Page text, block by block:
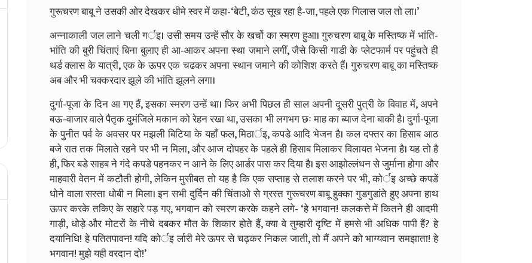
गुरूचरण बाबू ने उसकी ओर देखकर धीमे स्वर में कहा-‘बेटी, कंठ सूख रहा है-जा, पहले एक गिलास जल तो ला।’
अन्नाकाली जल लाने चली गर्इ। उसी समय उन्हें सौर के खर्चो का स्मरण हुआ। गुरुचरण बाबू के मस्तिष्क में भांति-
भांति की बुरी चिंताएं बिना बुलाए ही आ-आकर अपना स्था जमाने लगीं, जैसे किसी गाडी के प्लेटफार्म पर पहुंचते ही
थर्ड क्लास के यात्री, एक के ऊपर एक चढकर अपना स्थान जमाने की कोशिश करते हैं। गुरुचरण बाबू का मस्तिष्क
अब और भी चक्करदार झूले की भांति झूलने लगा।
दुर्गा-पूजा के दिन आ गए हैं, इसका स्मरण उन्हें था। फिर अभी पिछल ही साल अपनी दूसरी पुत्री के विवाह में, अपने
बऊ-वाजार वाले पैतृक दुमंजिले मकान को रेहन रखा था, उसका भी लगभग छः माह का ब्याज देना बाकी है। दुर्गा-पूजा
के पुनीत पर्व के अवसर पर मझली बिटिया के यहाँ फल, मिठार्इ, कपडे आदि भेजन है। कल दफ्तर का हिसाब आठ
बजे रात तक मिलाते रहने पर भी न मिला, और आज दोपहर के पहले ही हिसाब मिलाकर विलायत भेजना है। यह तो है
ही, फिर बडे साहब ने गंदे कपडे पहनकर न आने के लिए आर्डर पास कर दिया है। इस आझोल्लंधन से जुर्माना होगा और
माहवारी वेतन में कटौती होगी, लेकिन मुसीबत तो यह है कि एक सप्ताह से तलाश करने पर भी, कोर्इ अच्छे कपडें
धोने वाला सस्ता धोबी न मिला। इन सभी दुर्दिन की चिंताओ से ग्रस्त गुरूचरण बाबू हुक्का गुडगुडांते हुए अपना हाथ
ऊपर करके तकिए के सहारे पड़ गए, भगवान को स्मरण करके कहने लगे- ‘हे भगवान! कलकत्ते में कितने ही आदमी
गाड़ी, धोड़े और मोटरों के नीचे दबकर मौत के शिकार होते हैं, क्या वे तुम्हारी दृष्टि में हमसे भी अधिक पापी हैं? हे
दयानिधि! हे पतितपावन! यदि कोर्इ र्लारी मेरे ऊपर से चढ़कर निकल जाती, तो मैं अपने को भाग्यवान समझाता! हे
भगवान! मुझे यही वरदान दो!’